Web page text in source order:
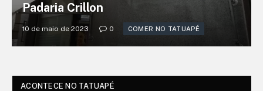
Padaria Crillon
10 de maio de 2023 0 COMER NO TATUAPÉ
ACONTECE NO TATUAPÉ